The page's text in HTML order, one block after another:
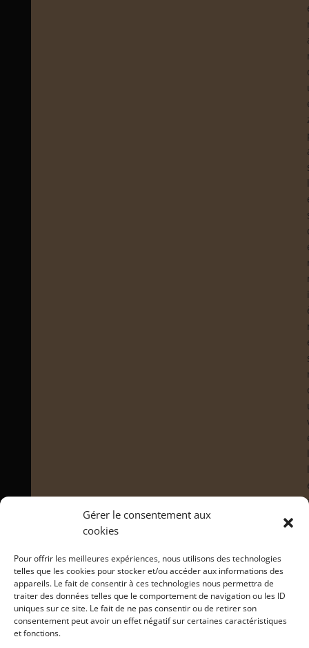
Gérer le consentement aux
cookies
Pour offrir les meilleures expériences, nous utilisons des technologies
telles que les cookies pour stocker et/ou accéder aux informations des
appareils. Le fait de consentir à ces technologies nous permettra de
traiter des données telles que le comportement de navigation ou les ID
uniques sur ce site. Le fait de ne pas consentir ou de retirer son
consentement peut avoir un effet négatif sur certaines caractéristiques
et fonctions.
l
i
l
l